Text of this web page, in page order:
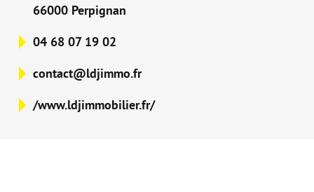
66000 Perpignan
04 68 07 19 02
contact@ldjimmo.fr
/www.ldjimmobilier.fr/